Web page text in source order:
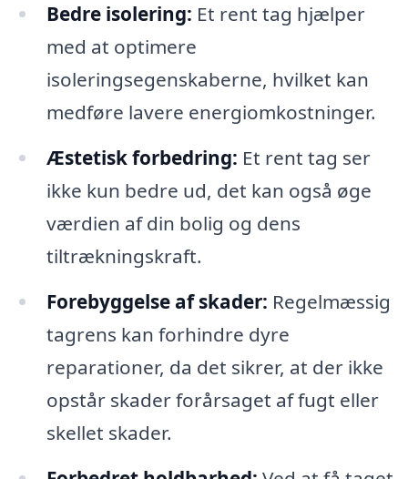
Bedre isolering: Et rent tag hjælper
med at optimere
isoleringsegenskaberne, hvilket kan
medføre lavere energiomkostninger.
Æstetisk forbedring: Et rent tag ser
ikke kun bedre ud, det kan også øge
værdien af din bolig og dens
tiltrækningskraft.
Forebyggelse af skader: Regelmæssig
tagrens kan forhindre dyre
reparationer, da det sikrer, at der ikke
opstår skader forårsaget af fugt eller
skellet skader.